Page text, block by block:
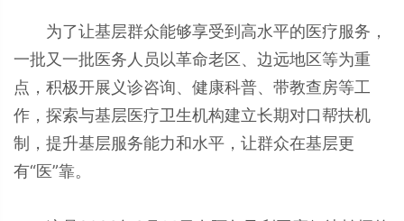
为了让基层群众能够享受到高水平的医疗服务，
一批又一批医务人员以革命老区、边远地区等为重
点，积极开展义诊咨询、健康科普、带教查房等工
作，探索与基层医疗卫生机构建立长期对口帮扶机
制，提升基层服务能力和水平，让群众在基层更
有“医”靠。